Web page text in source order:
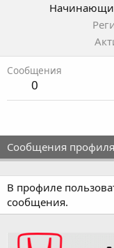
Сообщения
0
Сообщения профиля
В профиле
сообщения.